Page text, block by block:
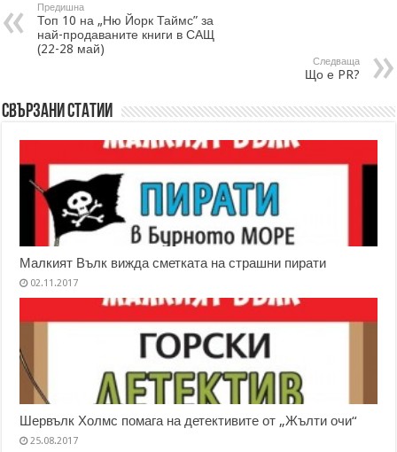
Предишна
Топ 10 на „Ню Йорк Таймс” за
най-продаваните книги в САЩ
(22-28 май)
Следваща
Що е PR?
Свързани статии
Малкият Вълк вижда сметката на страшни пирати
02.11.2017
Шервълк Холмс помага на детективите от „Жълти очи“
25.08.2017